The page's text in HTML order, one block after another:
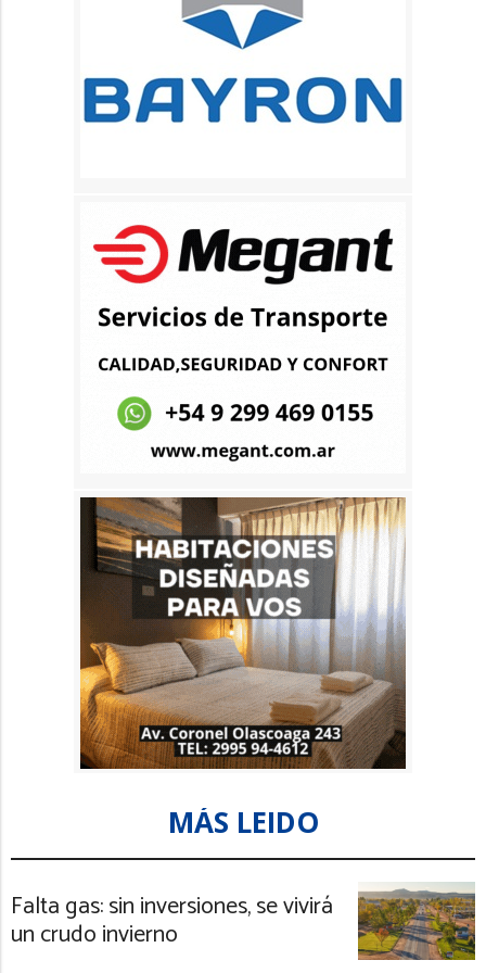
MÁS LEIDO
Falta gas: sin inversiones, se vivirá
un crudo invierno